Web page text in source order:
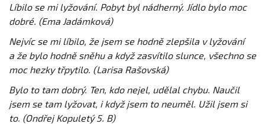
Líbilo se mi lyžování. Pobyt byl nádherný. Jídlo bylo moc
dobré. (Ema Jadámková)
Nejvíc se mi líbilo, že jsem se hodně zlepšila v lyžování
a že bylo hodně sněhu a když zasvítilo slunce, všechno se
moc hezky třpytilo. (Larisa Rašovská)
Bylo to tam dobrý. Ten, kdo nejel, udělal chybu. Naučil
jsem se tam lyžovat, i když jsem to neuměl. Užil jsem si
to. (Ondřej Kopuletý 5. B)